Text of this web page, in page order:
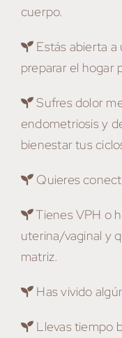
cuerpo.
Estás abierta a
preparar el hogar
Sufres dolor
endometriosis y
bienestar tus
Quieres
Tienes VPH o
uterina/vaginal y
matriz.
Has vivido
Llevas tiempo